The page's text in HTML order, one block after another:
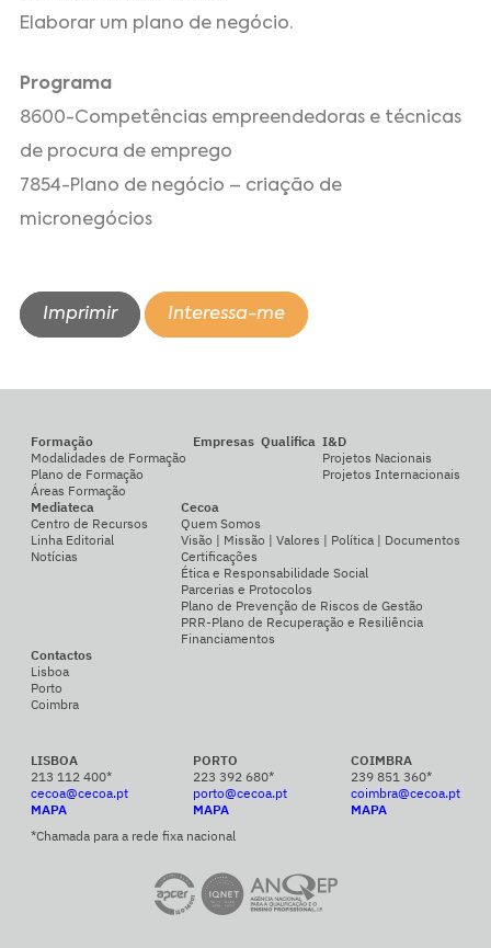
Elaborar um plano de negócio.
Programa
8600-Competências empreendedoras e técnicas
de procura de emprego
7854-Plano de negócio – criação de
micronegócios
Imprimir Interessa-me
Formação
Modalidades de Formação
Plano de Formação
Áreas Formação
Empresas Qualifica I&D
Projetos Nacionais
Projetos Internacionais
Mediateca
Centro de Recursos
Linha Editorial
Notícias
Cecoa
Quem Somos
Visão | Missão | Valores | Política | Documentos
Certificações
Ética e Responsabilidade Social
Parcerias e Protocolos
Plano de Prevenção de Riscos de Gestão
PRR-Plano de Recuperação e Resiliência
Financiamentos
Contactos
Lisboa
Porto
Coimbra
LISBOA
213 112 400*
cecoa@cecoa.pt
MAPA
PORTO
223 392 680*
porto@cecoa.pt
MAPA
COIMBRA
239 851 360*
coimbra@cecoa.pt
MAPA
*Chamada para a rede fixa nacional